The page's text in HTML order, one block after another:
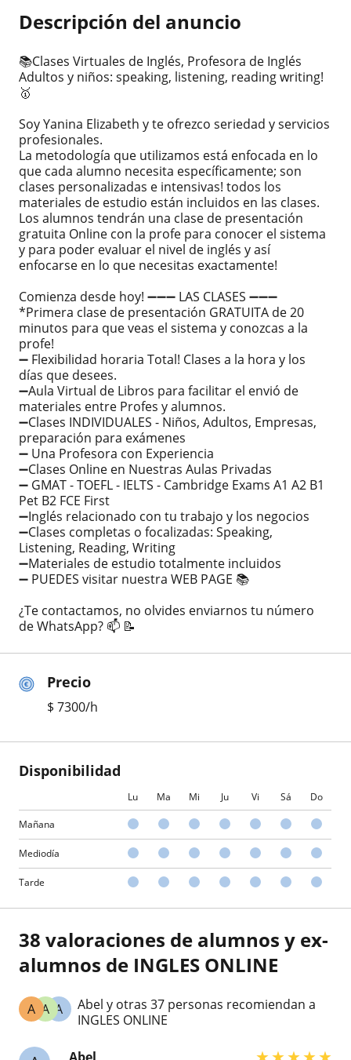
Precio
$ 7300/h
Disponibilidad
Lu Ma Mi Ju Vi Sá Do
Mañana
Mediodía
Tarde
Descripción del anuncio
📚Clases Virtuales de Inglés, Profesora de Inglés
Adultos y niños: speaking, listening, reading writing!
🥇
Soy Yanina Elizabeth y te ofrezco seriedad y servicios
profesionales.
La metodología que utilizamos está enfocada en lo
que cada alumno necesita específicamente; son
clases personalizadas e intensivas! todos los
materiales de estudio están incluidos en las clases.
Los alumnos tendrán una clase de presentación
gratuita Online con la profe para conocer el sistema
y para poder evaluar el nivel de inglés y así
enfocarse en lo que necesitas exactamente!
Comienza desde hoy! ➖➖➖ LAS CLASES ➖➖➖
*Primera clase de presentación GRATUITA de 20
minutos para que veas el sistema y conozcas a la
profe!
➖ Flexibilidad horaria Total! Clases a la hora y los
días que desees.
➖Aula Virtual de Libros para facilitar el envió de
materiales entre Profes y alumnos.
➖Clases INDIVIDUALES - Niños, Adultos, Empresas,
preparación para exámenes
➖ Una Profesora con Experiencia
➖Clases Online en Nuestras Aulas Privadas
➖ GMAT - TOEFL - IELTS - Cambridge Exams A1 A2 B1
Pet B2 FCE First
➖Inglés relacionado con tu trabajo y los negocios
➖Clases completas o focalizadas: Speaking,
Listening, Reading, Writing
➖Materiales de estudio totalmente incluidos
➖ PUEDES visitar nuestra WEB PAGE 📚
¿Te contactamos, no olvides enviarnos tu número
de WhatsApp? 📫 📝
38 valoraciones de alumnos y ex-
alumnos de INGLES ONLINE
A
A
A
Abel y otras 37 personas recomiendan a
INGLES ONLINE